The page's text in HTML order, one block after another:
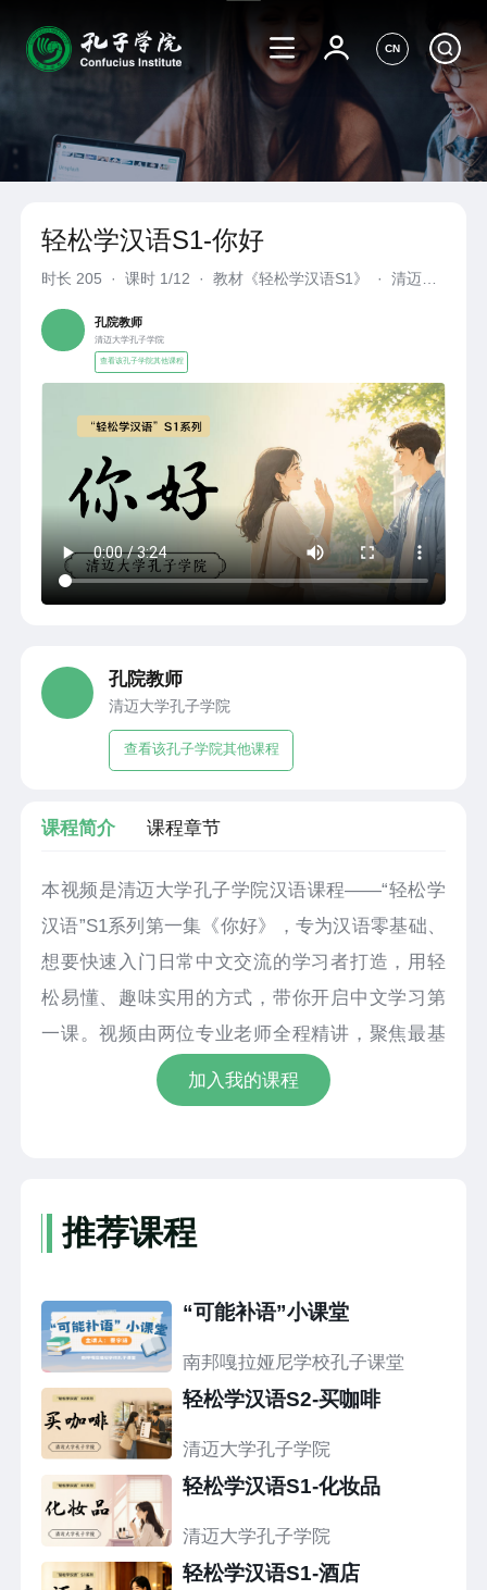
CN
轻松学汉语S1-你好
时长 205 · 课时 1/12 · 教材《轻松学汉语S1》 ·
清迈大
孔院教师
清迈大学孔子学院
查看该孔子学院其他课程
孔院教师
清迈大学孔子学院
查看该孔子学院其他课程
课程简介 课程章节
本视频是清迈大学孔子学院汉语课程——“轻松学
汉语”S1系列第一集《你好》，专为汉语零基础、
想要快速入门日常中文交流的学习者打造，用轻
松易懂、趣味实用的方式，带你开启中文学习第
一课。视频由两位专业老师全程精讲，聚焦最基
础、最常用的中文日常寒暄用语，核心讲解“你好”
“早上好”“晚上好”“再见”等高频交际表达，搭配标
原真实生活交际场景，通过生动情景对话示范用
法，让大家不仅学会读音、记住意思，更能掌握
无枯燥记忆，零基础友好、易学易记。不管是日
常交流、留学出行还是兴趣学习，都能快速掌握
实用中文寒暄技能。跟着清迈大学孔子学院，轻
松学中文，快乐开口说，快来一起学习吧！
加入我的课程
推荐课程
“可能补语”小课堂
南邦嘎拉娅尼学校孔子课堂
轻松学汉语S2-买咖啡
清迈大学孔子学院
轻松学汉语S1-化妆品
清迈大学孔子学院
轻松学汉语S1-酒店